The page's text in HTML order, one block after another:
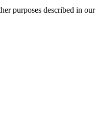
purposes described in our